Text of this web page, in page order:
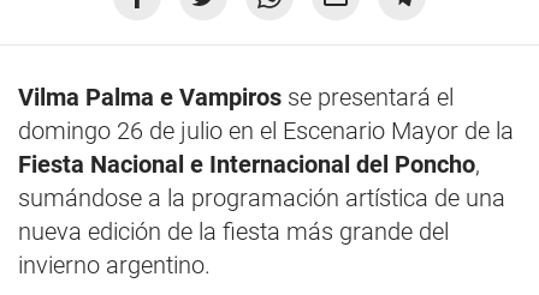
Vilma Palma e Vampiros se presentará el
domingo 26 de julio en el Escenario Mayor de la
Fiesta Nacional e Internacional del Poncho,
sumándose a la programación artística de una
nueva edición de la fiesta más grande del
invierno argentino.